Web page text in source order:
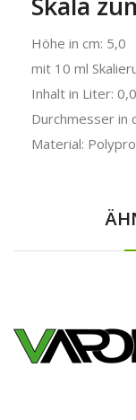
Höhe in cm: 5,0
mit 10 ml
Inhalt in Liter:
Durchmesser in
Material: